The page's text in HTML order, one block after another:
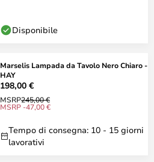
Disponibile
Marselis Lampada da Tavolo Nero Chiaro -
HAY
198,00 €
MSRP245,00 €
MSRP -47,00 €
Tempo di consegna: 10 - 15 giorni
lavorativi